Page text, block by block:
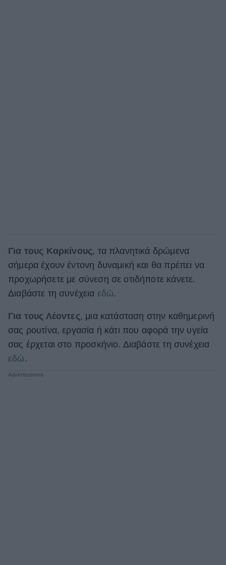
Για τους Καρκίνους, τα πλανητικά δρώμενα
σήμερα έχουν έντονη δυναμική και θα πρέπει να
προχωρήσετε με σύνεση σε οτιδήποτε κάνετε.
Διαβάστε τη συνέχεια εδώ.
Για τους Λέοντες, μια κατάσταση στην καθημερινή
σας ρουτίνα, εργασία ή κάτι που αφορά την υγεία
σας έρχεται στο προσκήνιο. Διαβάστε τη συνέχεια
εδώ .